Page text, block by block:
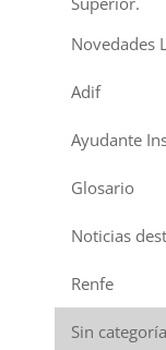
Novedades
Adif
Ayudante
Glosario
Noticias
Renfe
Sin categoría